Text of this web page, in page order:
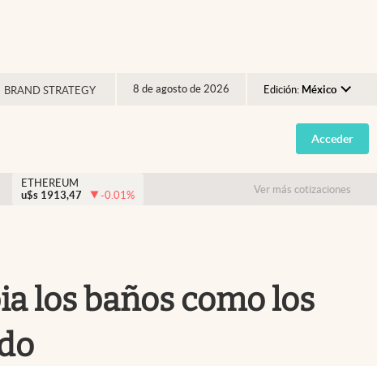
BRAND STRATEGY 8 de agosto de 2026 Edición: México
Argentina
España
USA
Acceder
ETHEREUM
u$s 1913,47 -0.01% Ver más cotizaciones
los baños como los